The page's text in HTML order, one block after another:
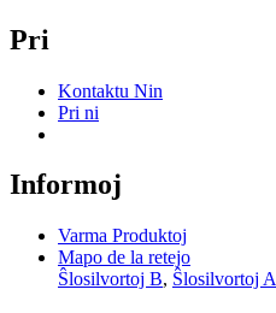
Pri
Kontaktu Nin
Pri ni
Informoj
Varma Produktoj
Mapo de la retejo
Ŝlosilvortoj B, Ŝlosilvortoj A